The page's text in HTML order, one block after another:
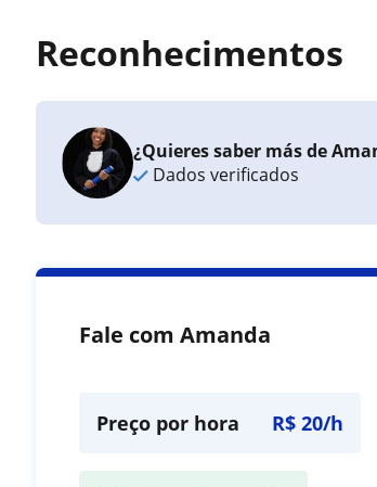
Reconhecimentos
¿Quieres saber más de
Dados verificados
Fale com Amanda
Preço por hora R$ 20/h